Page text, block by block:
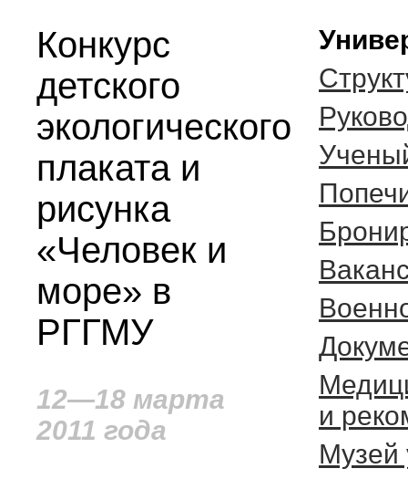
Конкурс
детского
экологического
плаката и
рисунка
«Человек и
море» в
РГГМУ
12—18 марта
2011 года
и
Музей